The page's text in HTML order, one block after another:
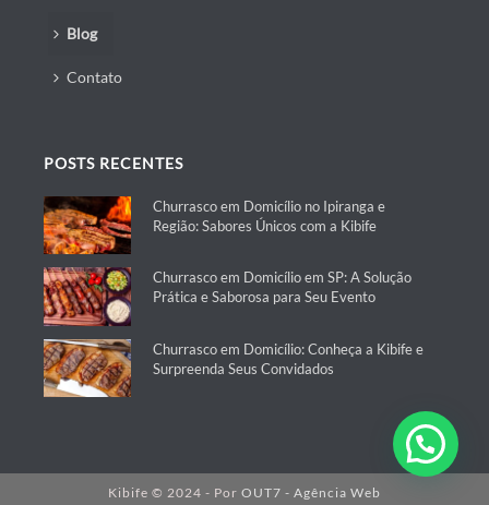
Blog
Contato
POSTS RECENTES
Churrasco em Domicílio no Ipiranga e
Região: Sabores Únicos com a Kibife
Churrasco em Domicílio em SP: A Solução
Prática e Saborosa para Seu Evento
Churrasco em Domicílio: Conheça a Kibife e
Surpreenda Seus Convidados
Kibife © 2024 - Por OUT7 - Agência Web